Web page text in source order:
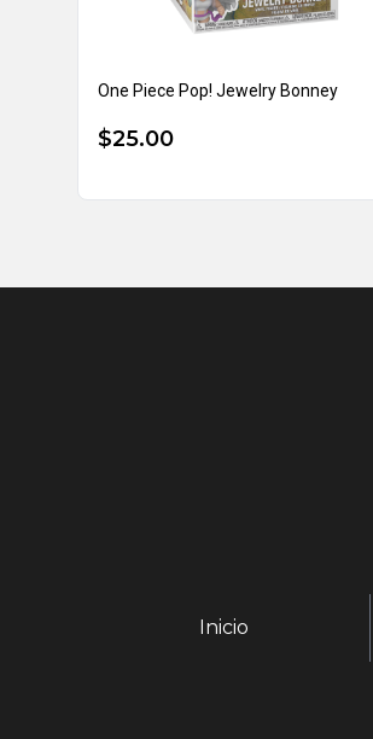
One Piece Pop! Jewelry Bonney
$25.00
Inicio